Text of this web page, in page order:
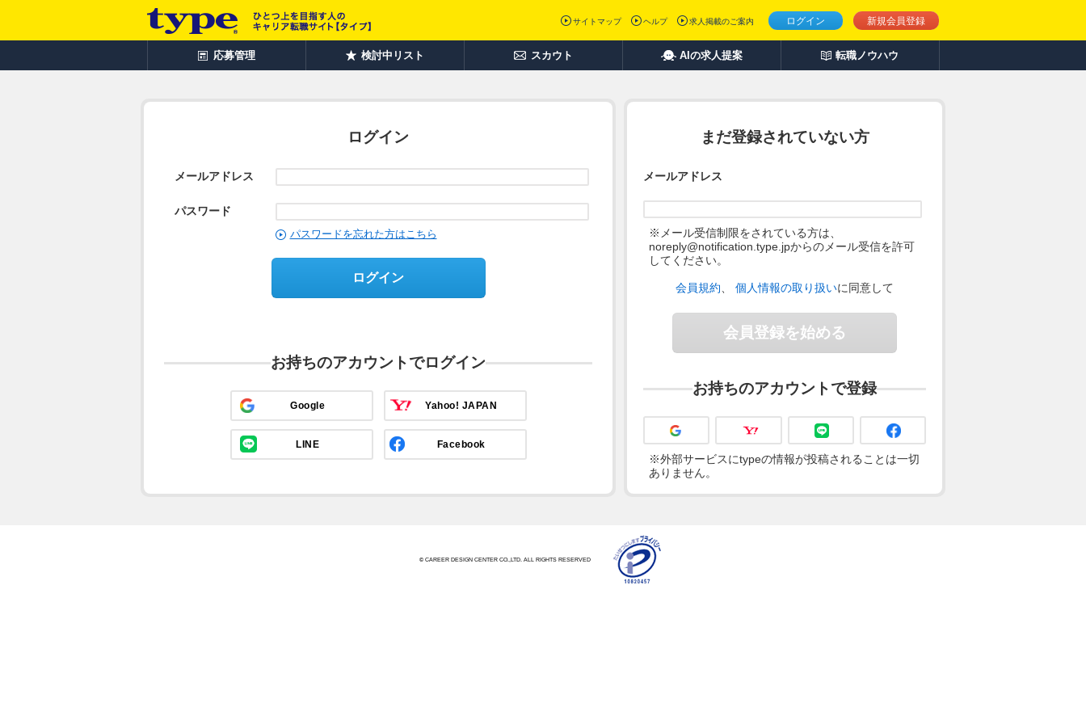
ログイン 新規会員登録
サイトマップ ヘルプ 求人掲載のご案内
応募管理 検討中リスト スカウト AIの求人提案 転職ノウハウ
ログイン
メールアドレス
パスワード
パスワードを忘れた方はこちら
ログイン
お持ちのアカウントでログイン
Google Yahoo! JAPAN
LINE Facebook
まだ登録されていない方
メールアドレス
※メール受信制限をされている方は、
noreply@notification.type.jpからのメール受信を許可
してください。
会員規約 個人情報の取り扱いに同意して
会員登録を始める
お持ちのアカウントで登録
※外部サービスにtypeの情報が投稿されることは一切
ありません。
© CAREER DESIGN CENTER CO.,LTD. ALL RIGHTS RESERVED